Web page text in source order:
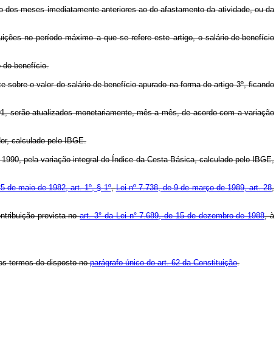
meses imediatamente anteriores ao do afastamento da atividade, ou da
no período máximo a que se refere este artigo, o salário-de-benefício
do benefício.
o valor do salário-de-benefício apurado na forma do artigo 3º, ficando
serão atualizados monetariamente, mês a mês, de acordo com a variação
calculado pelo IBGE.
pela variação integral do Índice da Cesta Básica, calculado pelo IBGE,
de maio de 1982, art. 1º, § 1º,Lei nº 7.738, de 9 de março de 1989, art. 28,
prevista noart. 3° da Lei n° 7.689, de 15 de dezembro de 1988, à
termos do disposto noparágrafo único do art. 62 da Constituição.